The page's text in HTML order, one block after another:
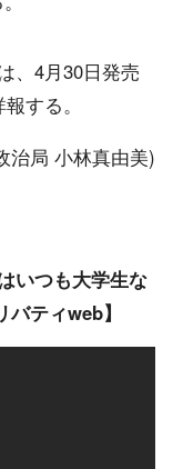
、4月30日発売
する。
治局 小林真由美)
いつも大学生な
ティweb】